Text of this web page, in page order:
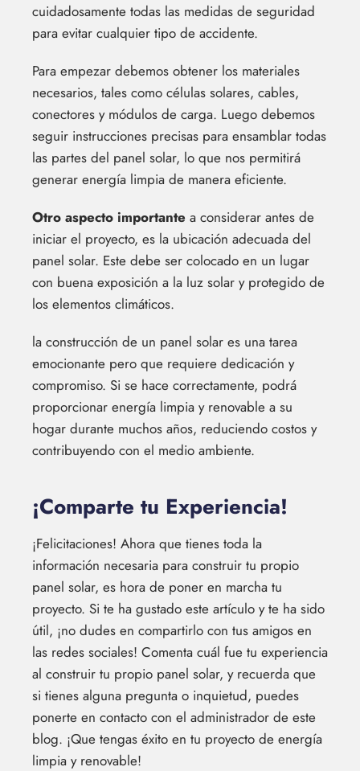
cuidadosamente todas las medidas de seguridad
para evitar cualquier tipo de accidente.
Para empezar debemos obtener los materiales
necesarios, tales como células solares, cables,
conectores y módulos de carga. Luego debemos
seguir instrucciones precisas para ensamblar todas
las partes del panel solar, lo que nos permitirá
generar energía limpia de manera eficiente.
Otro aspecto importante a considerar antes de
iniciar el proyecto, es la ubicación adecuada del
panel solar. Este debe ser colocado en un lugar
con buena exposición a la luz solar y protegido de
los elementos climáticos.
la construcción de un panel solar es una tarea
emocionante pero que requiere dedicación y
compromiso. Si se hace correctamente, podrá
proporcionar energía limpia y renovable a su
hogar durante muchos años, reduciendo costos y
contribuyendo con el medio ambiente.
¡Comparte tu Experiencia!
¡Felicitaciones! Ahora que tienes toda la
información necesaria para construir tu propio
panel solar, es hora de poner en marcha tu
proyecto. Si te ha gustado este artículo y te ha sido
útil, ¡no dudes en compartirlo con tus amigos en
las redes sociales! Comenta cuál fue tu experiencia
al construir tu propio panel solar, y recuerda que
si tienes alguna pregunta o inquietud, puedes
ponerte en contacto con el administrador de este
blog. ¡Que tengas éxito en tu proyecto de energía
limpia y renovable!